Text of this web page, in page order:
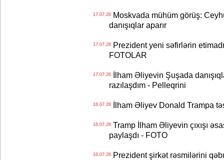
17.07.26Moskvada mühüm görüş:
danışıqlar aparır
17.07.26Prezident yeni səfirlərin
FOTOLAR
17.07.26İlham Əliyevin Şuşada
razılaşdım - Pelleqrini
16.07.26İlham Əliyev Donald Trampa
16.07.26Tramp İlham Əliyevin çıxışı
paylaşdı - FOTO
16.07.26Prezident şirkət rəsmilərini